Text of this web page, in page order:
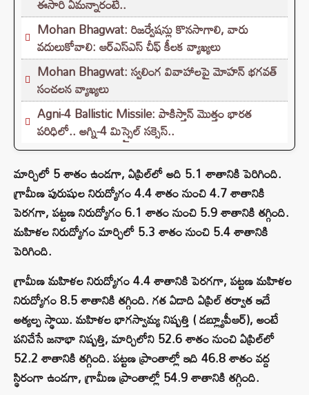
ఈసారి ఏమన్నారంటే..
Mohan Bhagwat: రిజర్వేషన్లు కొనసాగాలి, వారు
వదులుకోవాలి: ఆర్ఎస్ఎస్ చీఫ్ కీలక వ్యాఖ్యలు
Mohan Bhagwat: స్వలింగ వివాహాలపై మోహన్ భగవత్
సంచలన వ్యాఖ్యలు
Agni-4 Ballistic Missile: పాకిస్తాన్ మొత్తం భారత
పరిధిలో.. అగ్ని-4 మిస్సైల్ సక్సెస్..
మార్చిలో 5 శాతం ఉండగా, ఏప్రిల్‌లో అది 5.1 శాతానికి పెరిగింది.
గ్రామీణ పురుషుల నిరుద్యోగం 4.4 శాతం నుంచి 4.7 శాతానికి
పెరగగా, పట్టణ నిరుద్యోగం 6.1 శాతం నుంచి 5.9 శాతానికి తగ్గింది.
మహిళల నిరుద్యోగం మార్చిలో 5.3 శాతం నుంచి 5.4 శాతానికి
పెరిగింది.
గ్రామీణ మహిళల నిరుద్యోగం 4.4 శాతానికి పెరగగా, పట్టణ మహిళల
నిరుద్యోగం 8.5 శాతానికి తగ్గింది. గత ఏడాది ఏప్రిల్ తర్వాత ఇదే
అత్యల్ప స్థాయి. మహిళల భాగస్వామ్య నిష్పత్తి ( డబ్ల్యూపీఆర్), అంటే
పనిచేసే జనాభా నిష్పత్తి, మార్చిలోని 52.6 శాతం నుంచి ఏప్రిల్‌లో
52.2 శాతానికి తగ్గింది. పట్టణ ప్రాంతాల్లో ఇది 46.8 శాతం వద్ద
స్థిరంగా ఉండగా, గ్రామీణ ప్రాంతాల్లో 54.9 శాతానికి తగ్గింది.